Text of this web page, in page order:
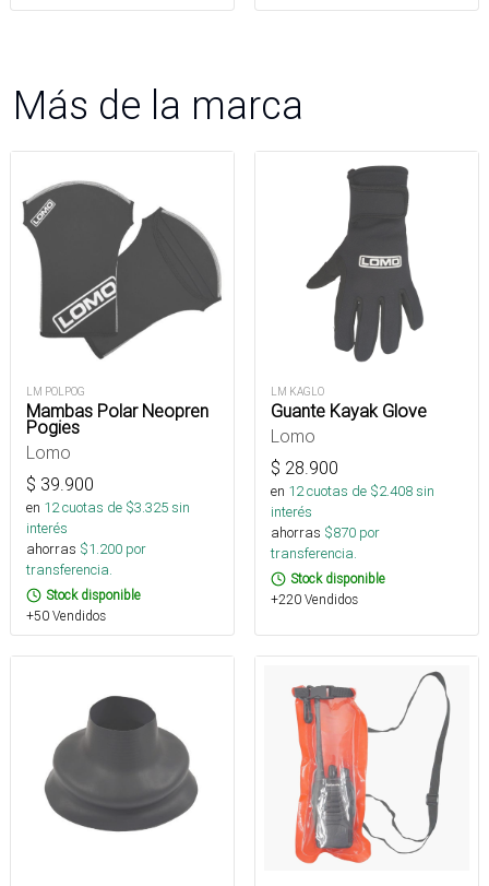
Más de la marca
LM POLPOG
Mambas Polar Neopren
Pogies
Lomo
$ 39.900
en 12cuotas de $3.325sin
interés
ahorras $1.200 por
transferencia.
Stock disponible
+50 Vendidos
LM KAGLO
Guante Kayak Glove
Lomo
$ 28.900
en 12cuotas de $2.408sin
interés
ahorras $870 por
transferencia.
Stock disponible
+220 Vendidos